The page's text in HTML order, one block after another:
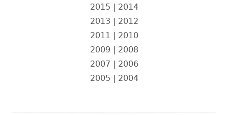
2015 | 2014
2013 | 2012
2011 | 2010
2009 | 2008
2007 | 2006
2005 | 2004